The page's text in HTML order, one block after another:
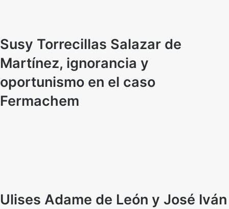
Susy Torrecillas Salazar de
Martínez, ignorancia y
oportunismo en el caso
Fermachem
Ulises Adame de León y José Iván